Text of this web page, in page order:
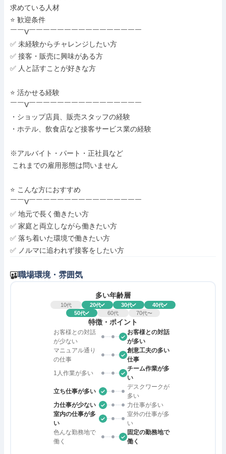
求めている人材
⭐ 歓迎条件
￣￣V￣￣￣￣￣￣￣￣￣￣￣￣￣￣￣￣
✅ 未経験からチャレンジしたい方
✅ 接客・販売に興味がある方
✅ 人と話すことが好きな方
⭐ 活かせる経験
￣￣V￣￣￣￣￣￣￣￣￣￣￣￣￣￣￣￣
・ショップ店員、販売スタッフの経験
・ホテル、飲食店など接客サービス業の経験
※アルバイト・パート・正社員など
⭐ こんな方におすすめ
￣￣V￣￣￣￣￣￣￣￣￣￣￣￣￣￣￣￣
✅ 地元で長く働きたい方
✅ 家庭と両立しながら働きたい方
✅ 落ち着いた環境で働きたい方
✅ ノルマに追われず接客をしたい方
職場環境・雰囲気
多い年齢層
10代 20代 30代 40代
50代 60代 70代〜
特徴・ポイント
お客様との対話
が少ない
お客様との対話
が多い
マニュアル通り
の仕事
創意工夫の多い
仕事
1人作業が多い
チーム作業が多
い
立ち仕事が多い
デスクワークが
多い
力仕事が少ない
力仕事が多い
室内の仕事が多
い
室外の仕事が多
い
色んな勤務地で
働く
固定の勤務地で
働く